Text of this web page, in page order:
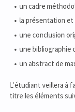
un cadre
la présentation et
une conclusion
une bibliographie
un abstract de
L'étudiant veillera à
titre les éléments